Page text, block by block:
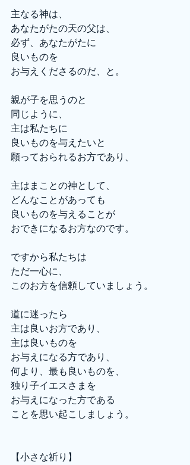
主なる神は、
あなたがたの天の父は、
必ず、あなたがたに
良いものを
お与えくださるのだ、と。
親が子を思うのと
同じように、
主は私たちに
良いものを与えたいと
願っておられるお方であり、
主はまことの神として、
どんなことがあっても
良いものを与えることが
おできになるお方なのです。
ですから私たちは
ただ一心に、
このお方を信頼していましょう。
道に迷ったら
主は良いお方であり、
主は良いものを
お与えになる方であり、
何より、最も良いものを、
独り子イエスさまを
お与えになった方である
ことを思い起こしましょう。
【小さな祈り】